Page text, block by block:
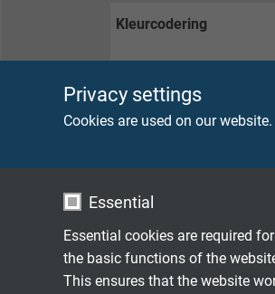
Privacy settings
Cookies are used on our
Essential
Essential cookies are required for
the basic functions of the
This ensures that the website
Kleurcodering
Samenslag
Isolatie